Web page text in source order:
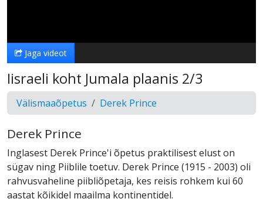
Jaga videot
Iisraeli koht Jumala plaanis 2/3
Välismaaõpetus Derek Prince
Derek Prince
Inglasest Derek Prince'i õpetus praktilisest elust on
sügav ning Piiblile toetuv. Derek Prince (1915 - 2003) oli
rahvusvaheline piibliõpetaja, kes reisis rohkem kui 60
aastat kõikidel maailma kontinentidel.